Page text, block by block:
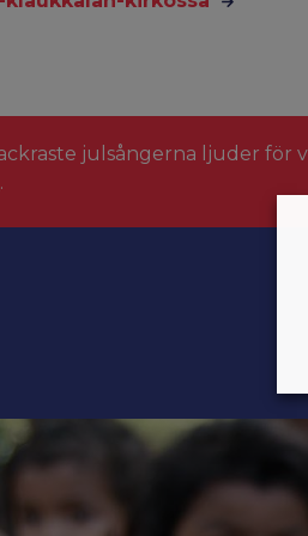
julsångerna ljuder för
.